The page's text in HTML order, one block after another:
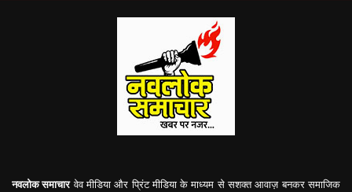
नवलोक समाचारवेव मीडिया और प्रिंट मीडिया के माध्यम से सशक्त आवाज़ बनकर समाजिक